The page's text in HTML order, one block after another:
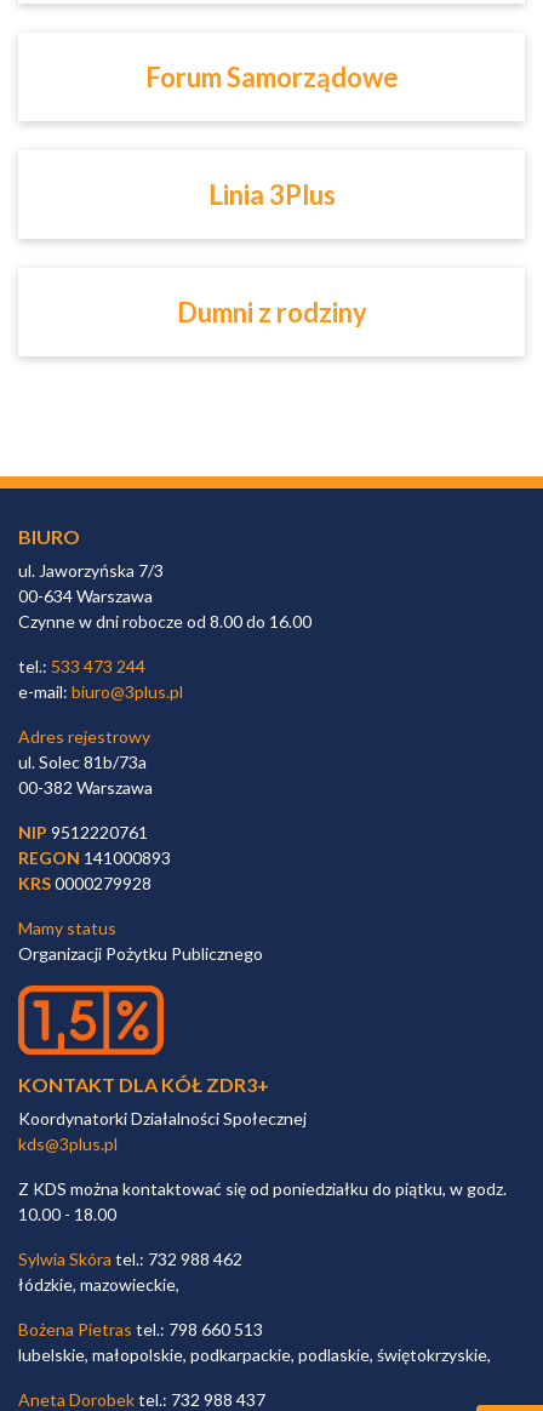
Forum Samorządowe
Linia 3Plus
Dumni z rodziny
BIURO
ul. Jaworzyńska 7/3
00-634 Warszawa
Czynne w dni robocze od 8.00 do 16.00
tel.: 533 473 244
e-mail: biuro@3plus.pl
Adres rejestrowy
ul. Solec 81b/73a
00-382 Warszawa
NIP 9512220761
REGON 141000893
KRS0000279928
Mamy status
Organizacji Pożytku Publicznego
KONTAKT DLA KÓŁ ZDR3+
Koordynatorki Działalności Społecznej
kds@3plus.pl
Z KDS można kontaktować się od poniedziałku do piątku, w godz.
10.00 - 18.00
Sylwia Skóra tel.: 732 988 462
łódzkie, mazowieckie,
Bożena Pietras tel.: 798 660 513
lubelskie, małopolskie, podkarpackie, podlaskie, świętokrzyskie,
Aneta Dorobektel.: 732 988 437